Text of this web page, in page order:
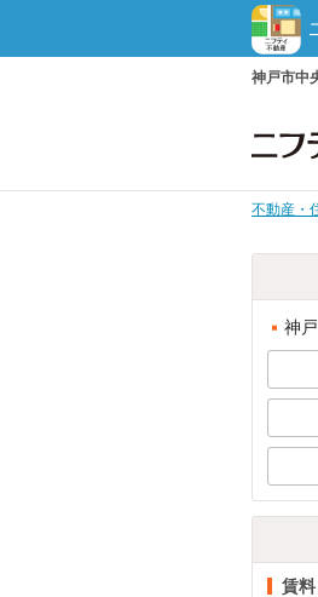
神戸市中
不動産・
神
賃料